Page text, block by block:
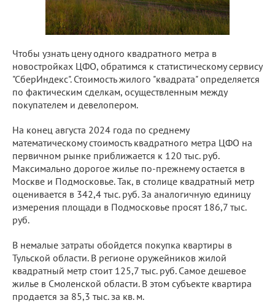
Чтобы узнать цену одного квадратного метра в
новостройках ЦФО, обратимся к статистическому сервису
"СберИндекс". Стоимость жилого "квадрата" определяется
по фактическим сделкам, осуществленным между
покупателем и девелопером.
На конец августа 2024 года по среднему
математическому стоимость квадратного метра ЦФО на
первичном рынке приближается к 120 тыс. руб.
Максимально дорогое жилье по-прежнему остается в
Москве и Подмосковье. Так, в столице квадратный метр
оценивается в 342,4 тыс. руб. За аналогичную единицу
измерения площади в Подмосковье просят 186,7 тыс.
руб.
В немалые затраты обойдется покупка квартиры в
Тульской области. В регионе оружейников жилой
квадратный метр стоит 125,7 тыс. руб. Самое дешевое
жилье в Смоленской области. В этом субъекте квартира
продается за 85,3 тыс. за кв. м.